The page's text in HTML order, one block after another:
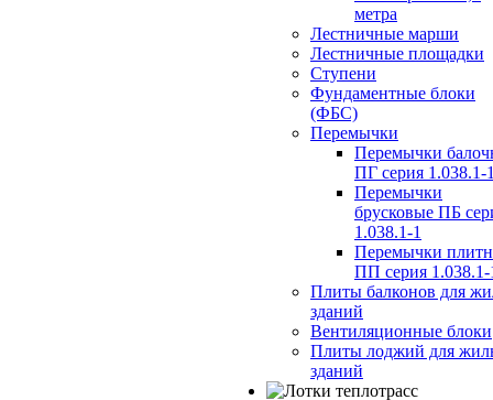
метра
Лестничные марши
Лестничные площадки
Ступени
Фундаментные блоки
(ФБС)
Перемычки
Перемычки
ПГ серия 1.038.1-
Перемычки
брусковые ПБ
1.038.1-1
Перемычки
ПП серия 1.038.1-
Плиты балконов для
зданий
Вентиляционные блоки
Плиты лоджий для
зданий